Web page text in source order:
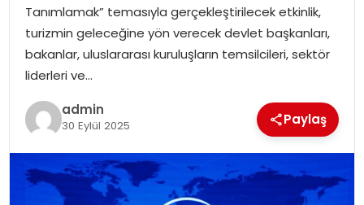
GENEL
Tanımlamak” temasıyla gerçekleştirilecek etkinlik,
turizmin geleceğine yön verecek devlet başkanları,
bakanlar, uluslararası kuruluşların temsilcileri, sektör
liderleri ve…
admin
30 Eylül 2025 Paylaş